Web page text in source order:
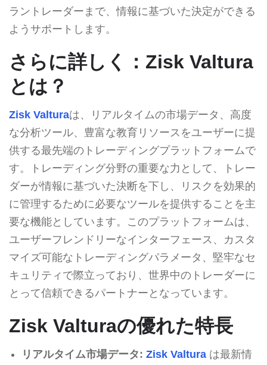
ラントレーダーまで、情報に基づいた決定ができる
ようサポートします。
さらに詳しく：Zisk Valtura
とは？
Zisk Valturaは、リアルタイムの市場データ、高度
な分析ツール、豊富な教育リソースをユーザーに提
供する最先端のトレーディングプラットフォームで
す。トレーディング分野の重要な力として、トレー
ダーが情報に基づいた決断を下し、リスクを効果的
に管理するために必要なツールを提供することを主
要な機能としています。このプラットフォームは、
ユーザーフレンドリーなインターフェース、カスタ
マイズ可能なトレーディングパラメータ、堅牢なセ
キュリティで際立っており、世界中のトレーダーに
とって信頼できるパートナーとなっています。
Zisk Valturaの優れた特長
リアルタイム市場データ: Zisk Valturaは最新情